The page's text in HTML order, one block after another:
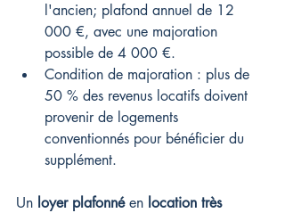
l'ancien; plafond annuel de 12
000 €, avec une majoration
possible de 4 000 €.
Condition de majoration : plus de
50 % des revenus locatifs doivent
provenir de logements
conventionnés pour bénéficier du
supplément.
Un loyer plafonné en location très